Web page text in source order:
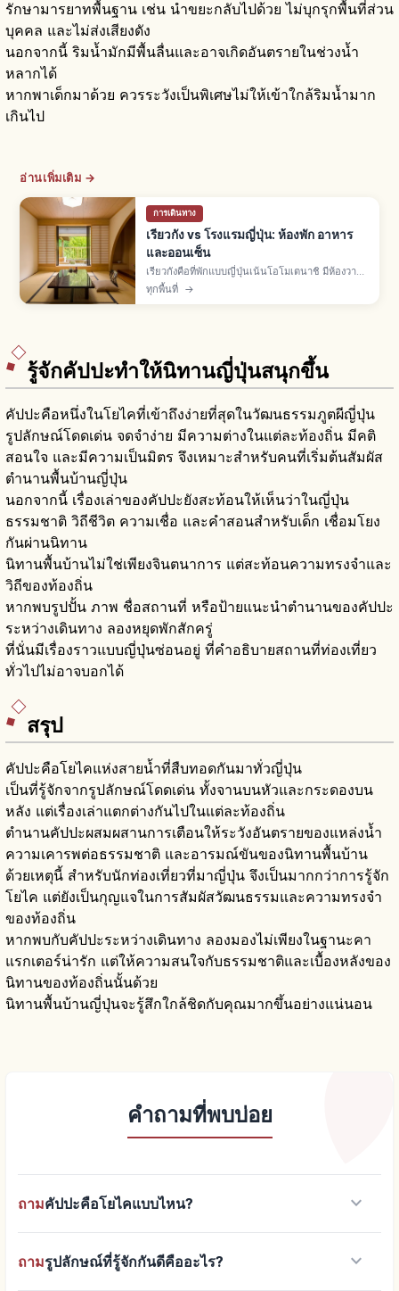
รักษามารยาทพื้นฐาน เช่น นำขยะกลับไปด้วย ไม่บุกรุกพื้นที่ส่วน
บุคคล และไม่ส่งเสียงดัง
นอกจากนี้ ริมน้ำมักมีพื้นลื่นและอาจเกิดอันตรายในช่วงน้ำ
หลากได้
หากพาเด็กมาด้วย ควรระวังเป็นพิเศษไม่ให้เข้าใกล้ริมน้ำมาก
เกินไป
อ่านเพิ่มเติม →
การเดินทาง
เรียวกัง vs โรงแรมญี่ปุ่น: ห้องพัก อาหาร
และออนเซ็น
เรียวกังคือที่พักแบบญี่ปุ่นเน้นโอโมเตนาชิ มีห้องวา
ชิตสึทาทามิ ออนเซ็น ยูกาตะ และอาหารไคเซกิ ส่วน
โรงแรมมีหลายแบบทั้งธุรกิจ-ซิตี้-รีสอร์ท อิสระ
ทุกพื้นที่ →
รู้จักคัปปะทำให้นิทานญี่ปุ่นสนุกขึ้น
คัปปะคือหนึ่งในโยไคที่เข้าถึงง่ายที่สุดในวัฒนธรรมภูตผีญี่ปุ่น
รูปลักษณ์โดดเด่น จดจำง่าย มีความต่างในแต่ละท้องถิ่น มีคติ
สอนใจ และมีความเป็นมิตร จึงเหมาะสำหรับคนที่เริ่มต้นสัมผัส
ตำนานพื้นบ้านญี่ปุ่น
นอกจากนี้ เรื่องเล่าของคัปปะยังสะท้อนให้เห็นว่าในญี่ปุ่น
ธรรมชาติ วิถีชีวิต ความเชื่อ และคำสอนสำหรับเด็ก เชื่อมโยง
กันผ่านนิทาน
นิทานพื้นบ้านไม่ใช่เพียงจินตนาการ แต่สะท้อนความทรงจำและ
วิถีของท้องถิ่น
หากพบรูปปั้น ภาพ ชื่อสถานที่ หรือป้ายแนะนำตำนานของคัปปะ
ระหว่างเดินทาง ลองหยุดพักสักครู่
ที่นั่นมีเรื่องราวแบบญี่ปุ่นซ่อนอยู่ ที่คำอธิบายสถานที่ท่องเที่ยว
ทั่วไปไม่อาจบอกได้
สรุป
คัปปะคือโยไคแห่งสายน้ำที่สืบทอดกันมาทั่วญี่ปุ่น
เป็นที่รู้จักจากรูปลักษณ์โดดเด่น ทั้งจานบนหัวและกระดองบน
หลัง แต่เรื่องเล่าแตกต่างกันไปในแต่ละท้องถิ่น
ตำนานคัปปะผสมผสานการเตือนให้ระวังอันตรายของแหล่งน้ำ
ความเคารพต่อธรรมชาติ และอารมณ์ขันของนิทานพื้นบ้าน
ด้วยเหตุนี้ สำหรับนักท่องเที่ยวที่มาญี่ปุ่น จึงเป็นมากกว่าการรู้จัก
โยไค แต่ยังเป็นกุญแจในการสัมผัสวัฒนธรรมและความทรงจำ
ของท้องถิ่น
หากพบกับคัปปะระหว่างเดินทาง ลองมองไม่เพียงในฐานะคา
แรกเตอร์น่ารัก แต่ให้ความสนใจกับธรรมชาติและเบื้องหลังของ
นิทานของท้องถิ่นนั้นด้วย
นิทานพื้นบ้านญี่ปุ่นจะรู้สึกใกล้ชิดกับคุณมากขึ้นอย่างแน่นอน
คำถามที่พบบ่อย
ถามคัปปะคือโยไคแบบไหน? keyboard_arrow_down
ถามรูปลักษณ์ที่รู้จักกันดีคืออะไร? keyboard_arrow_down